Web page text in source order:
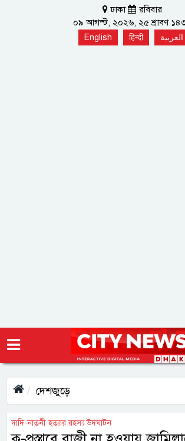
ঢাকা
রবিবার
০৯ আগস্ট, ২০২৬, ২৫ শ্রাবণ
English हिन्दी العربية
দেশজুড়ে
দাদি-নাতনী হত্যার রহস্য উদঘাটন